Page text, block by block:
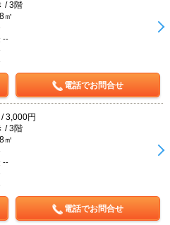
/ 3階
㎡
--
電話でお問合せ
/ 3,000円
/ 3階
㎡
--
電話でお問合せ